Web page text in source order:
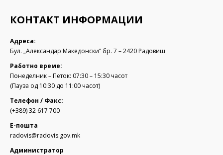
КОНТАКТ ИНФОРМАЦИИ
Адреса:
Бул. „Александар Македонски“ бр. 7 – 2420 Радовиш
Работно време:
Понеделник – Петок: 07:30 – 15:30 часот
(Пауза од 10:30 до 11:00 часот)
Телефон / Факс:
(+389) 32 617 700
Е-пошта
radovis@radovis.gov.mk
Администратор